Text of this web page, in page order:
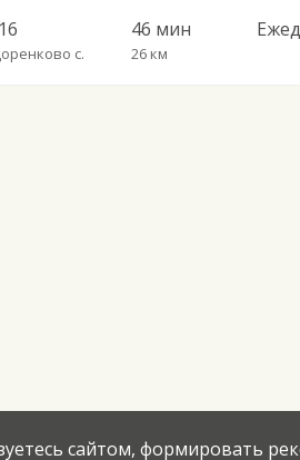
с.
46 мин
26 км
сайтом, формировать